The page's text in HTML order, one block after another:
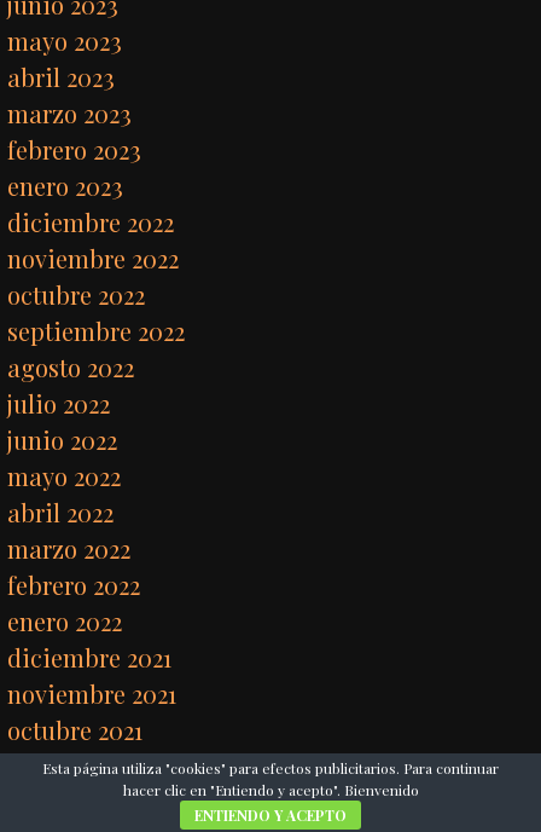
mayo 2023
abril 2023
marzo 2023
febrero 2023
enero 2023
diciembre 2022
noviembre 2022
octubre 2022
septiembre 2022
agosto 2022
julio 2022
junio 2022
mayo 2022
abril 2022
marzo 2022
febrero 2022
enero 2022
diciembre 2021
noviembre 2021
octubre 2021
septiembre 2021
agosto 2021
Esta página utiliza "cookies" para efectos publicitarios. Para continuar
hacer clic en "Entiendo y acepto". Bienvenido
ENTIENDO Y ACEPTO